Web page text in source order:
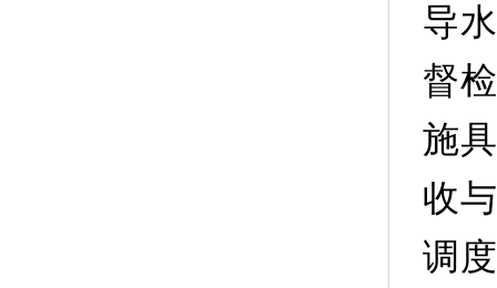
导
督
施
收
调